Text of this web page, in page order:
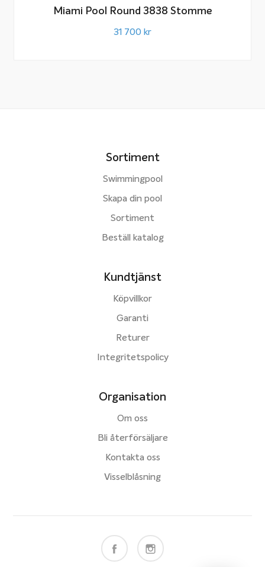
Miami Pool Round 3838 Stomme
31 700 kr
Sortiment
Swimmingpool
Skapa din pool
Sortiment
Beställ katalog
Kundtjänst
Köpvillkor
Garanti
Returer
Integritetspolicy
Organisation
Om oss
Bli återförsäljare
Kontakta oss
Visselblåsning